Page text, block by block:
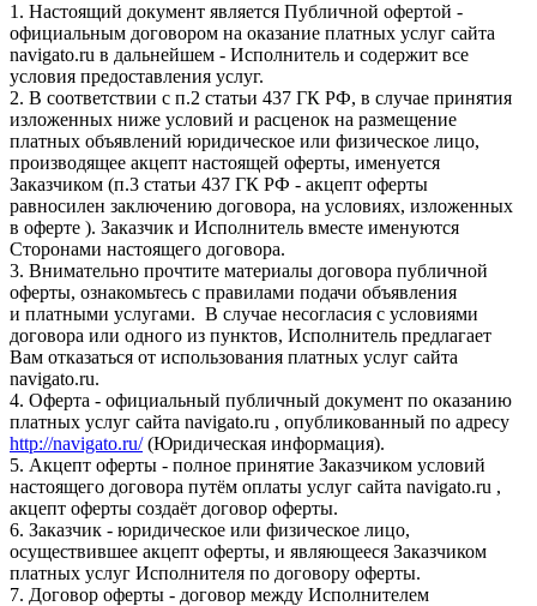
1. Настоящий документ является Публичной офертой -
официальным договором на оказание платных услуг сайта
navigato.ru в дальнейшем - Исполнитель и содержит все
условия предоставления услуг.
2. В соответствии с п.2 статьи 437 ГК РФ, в случае принятия
изложенных ниже условий и расценок на размещение
платных объявлений юридическое или физическое лицо,
производящее акцепт настоящей оферты, именуется
Заказчиком (п.3 статьи 437 ГК РФ - акцепт оферты
равносилен заключению договора, на условиях, изложенных
в оферте ). Заказчик и Исполнитель вместе именуются
Сторонами настоящего договора.
3. Внимательно прочтите материалы договора публичной
оферты, ознакомьтесь с правилами подачи объявления
и платными услугами. В случае несогласия с условиями
договора или одного из пунктов, Исполнитель предлагает
Вам отказаться от использования платных услуг сайта
navigato.ru.
4. Оферта - официальный публичный документ по оказанию
платных услуг сайта navigato.ru , опубликованный по адресу
http://navigato.ru/(Юридическая информация).
5. Акцепт оферты - полное принятие Заказчиком условий
настоящего договора путём оплаты услуг сайта navigato.ru ,
акцепт оферты создаёт договор оферты.
6. Заказчик - юридическое или физическое лицо,
осуществившее акцепт оферты, и являющееся Заказчиком
платных услуг Исполнителя по договору оферты.
7. Договор оферты - договор между Исполнителем